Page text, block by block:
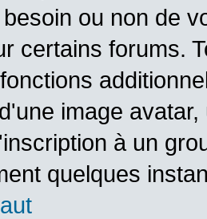
ou non de
certains forums.
image
à un
quelques